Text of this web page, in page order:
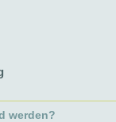
werden?